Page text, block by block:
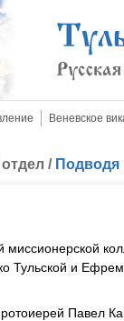
Веневское
/ Подводя
Тульской и
Павел